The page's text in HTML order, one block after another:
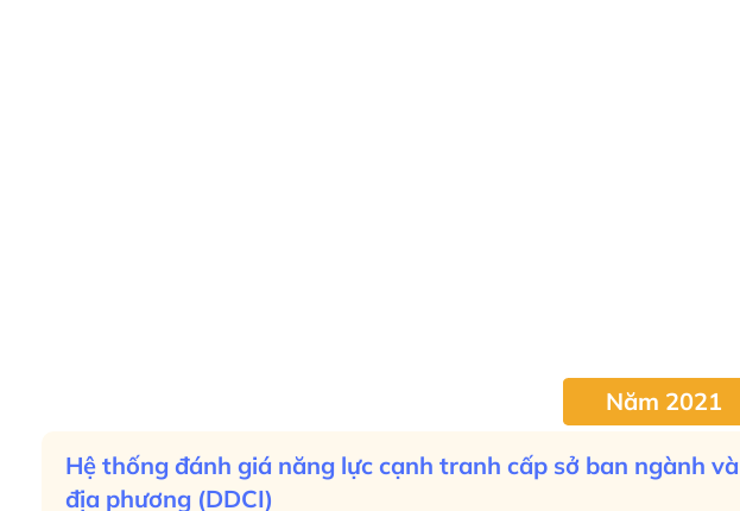
Năm 2021
Hệ thống đánh giá năng lực cạnh tranh cấp sở ban ngành và
địa phương (DDCI)